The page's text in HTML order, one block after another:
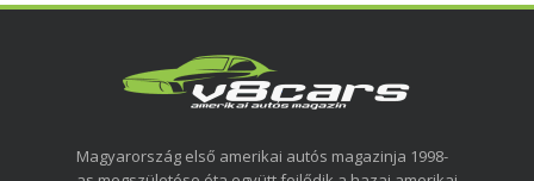
Magyarország első amerikai autós magazinja 1998-